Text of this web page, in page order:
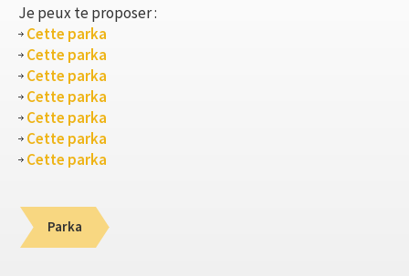
Je peux te proposer :
Cette parka
Cette parka
Cette parka
Cette parka
Cette parka
Cette parka
Cette parka
Parka